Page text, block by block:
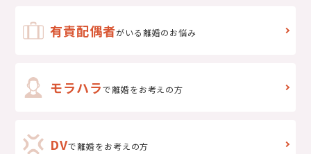
有責配偶者がいる離婚のお悩み
モラハラで離婚をお考えの方
DVで離婚をお考えの方